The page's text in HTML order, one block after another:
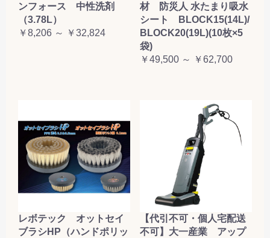
ンフォース 中性洗剤
（3.78L）
￥8,206 ～ ￥32,824
材 防災人 水たまり吸水
シート BLOCK15(14L)/
BLOCK20(19L)(10枚×5
袋)
￥49,500 ～ ￥62,700
レボテック オットセイ
ブラシHP（ハンドポリッ
【代引不可・個人宅配送
不可】大一産業 アップ